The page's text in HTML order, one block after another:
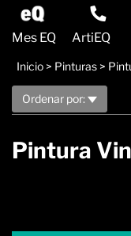
Mes EQ ArtiEQ
Inicio > Pinturas >
Ordenar por:
Pintura